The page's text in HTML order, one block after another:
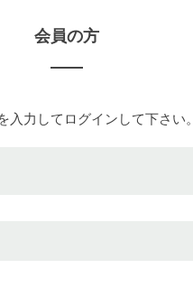
会員の方
入力してログインして下さい。